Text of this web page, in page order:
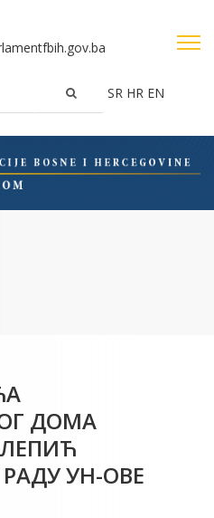
SR HR EN
ДОМА
УН-ОВЕ